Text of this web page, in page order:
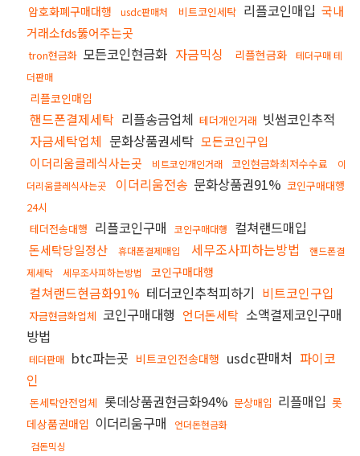
암호화폐구매대행 usdc판매처 비트코인세탁 리플코인매입 국내
거래소fds뚫어주는곳
tron현금화 모든코인현금화 자금믹싱 리플현금화
테더구매 테
더판매
리플코인매입
핸드폰결제세탁 리플송금업체 테더개인거래 빗썸코인추적
자금세탁업체 문화상품권세탁 모든코인구입
이더리움클레식사는곳
비트코인개인거래 코인현금화최저수수료
이
더리움클레식사는곳
이더리움전송 문화상품권91% 코인구매대행
24시
테더전송대행 리플코인구매 코인구매대행 컬쳐랜드매입
돈세탁당일정산 휴대폰결제매입 세무조사피하는방법
핸드폰결
제세탁
세무조사피하는방법 코인구매대행
컬쳐랜드현금화91% 테더코인추척피하기 비트코인구입
자금현금화업체 코인구매대행 언더돈세탁 소액결제코인구매
방법
테더판매 btc파는곳 비트코인전송대행 usdc판매처 파이코
인
돈세탁안전업체 롯데상품권현금화94% 문상매입 리플매입 롯
데상품권매입 이더리움구매
언더돈현금화
검돈믹싱